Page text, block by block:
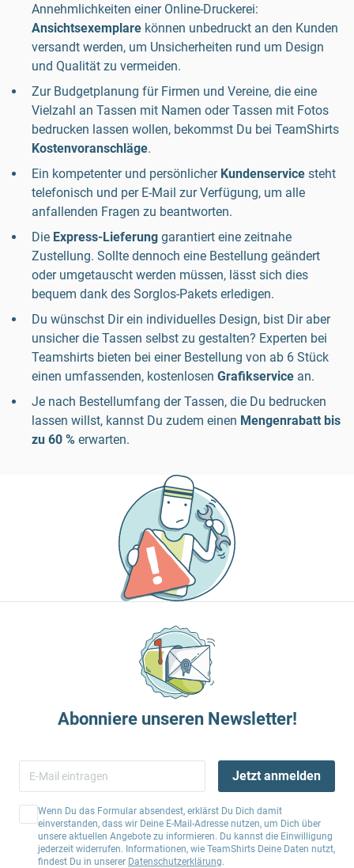
Annehmlichkeiten einer Online-Druckerei:
Ansichtsexemplare können unbedruckt an den Kunden
versandt werden, um Unsicherheiten rund um Design
und Qualität zu vermeiden.
Zur Budgetplanung für Firmen und Vereine, die eine
Vielzahl an Tassen mit Namen oder Tassen mit Fotos
bedrucken lassen wollen, bekommst Du bei TeamShirts
Kostenvoranschläge.
Ein kompetenter und persönlicher Kundenservice steht
telefonisch und per E-Mail zur Verfügung, um alle
anfallenden Fragen zu beantworten.
Die Express-Lieferung garantiert eine zeitnahe
Zustellung. Sollte dennoch eine Bestellung geändert
oder umgetauscht werden müssen, lässt sich dies
bequem dank des Sorglos-Pakets erledigen.
Du wünschst Dir ein individuelles Design, bist Dir aber
unsicher die Tassen selbst zu gestalten? Experten bei
Teamshirts bieten bei einer Bestellung von ab 6 Stück
einen umfassenden, kostenlosen Grafikservice an.
Je nach Bestellumfang der Tassen, die Du bedrucken
lassen willst, kannst Du zudem einen Mengenrabatt bis
zu 60 % erwarten.
Abonniere unseren Newsletter!
Jetzt anmelden
Wenn Du das Formular absendest, erklärst Du Dich damit
einverstanden, dass wir Deine E-Mail-Adresse nutzen, um Dich über
unsere aktuellen Angebote zu informieren. Du kannst die Einwilligung
jederzeit widerrufen. Informationen, wie TeamShirts Deine Daten nutzt,
findest Du in unserer Datenschutzerklärung.